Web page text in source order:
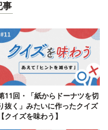
事
11回・「紙からドーナツを切
抜く」みたいに作ったクイズ
【クイズを味わう】